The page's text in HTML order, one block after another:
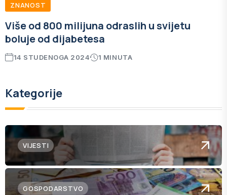
ZNANOST
Više od 800 milijuna odraslih u svijetu
boluje od dijabetesa
14 STUDENOGA 2024 1 MINUTA
Kategorije
VIJESTI
GOSPODARSTVO